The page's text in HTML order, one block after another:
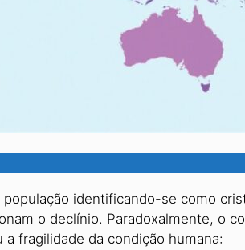
identificando-se como
o declínio. Paradoxalmente, o
fragilidade da condição humana: